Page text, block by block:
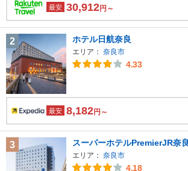
最安 30,912円～
2 ホテル日航奈良
エリア： 奈良市
4.33
最安 8,182円～
3 スーパーホテルPremierJR奈
エリア： 奈良市
4.18